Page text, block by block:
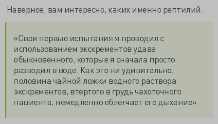
Наверное, вам интересно, каких именно рептилий.
«Свои первые испытания я проводил с
использованием экскрементов удава
обыкновенного, которые я сначала просто
разводил в воде. Как это ни удивительно,
половина чайной ложки водного раствора
экскрементов, втертого в грудь чахоточного
пациента, немедленно облегчает его дыхание».